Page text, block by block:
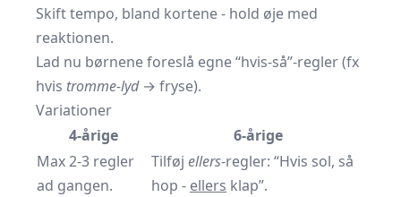
Skift tempo, bland kortene - hold øje med
reaktionen.
Lad nu børnene foreslå egne “hvis-så”-regler (fx
hvis tromme-lyd→ fryse).
Variationer
4-årige
6-årige
Max 2-3 regler
ad gangen.
Tilføj ellers-regler: “Hvis sol, så
hop - ellers klap”.